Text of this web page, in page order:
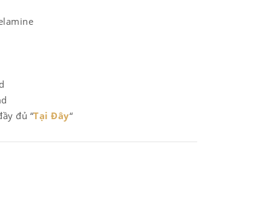
đủ “Tại Đây“